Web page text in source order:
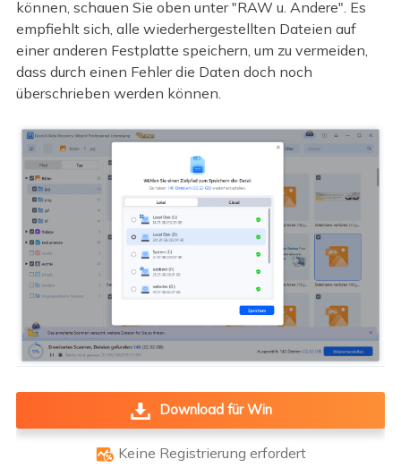
können, schauen Sie oben unter "RAW u. Andere". Es
empfiehlt sich, alle wiederhergestellten Dateien auf
einer anderen Festplatte speichern, um zu vermeiden,
dass durch einen Fehler die Daten doch noch
überschrieben werden können.
Download für Win
 Keine Registrierung erfordert